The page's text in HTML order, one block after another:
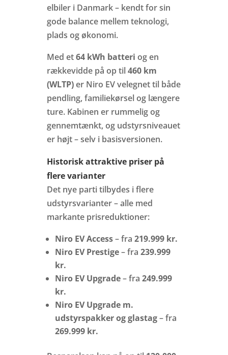
elbiler i Danmark – kendt for sin
gode balance mellem teknologi,
plads og økonomi.
Med et64 kWh batteri og en
rækkevidde på op til460 km
(WLTP)er Niro EV velegnet til både
pendling, familiekørsel og længere
ture. Kabinen er rummelig og
gennemtænkt, og udstyrsniveauet
er højt – selv i basisversionen.
Historisk attraktive priser på
flere varianter
Det nye parti tilbydes i flere
udstyrsvarianter – alle med
markante prisreduktioner:
Niro EV Access– fra 219.999 kr.
Niro EV Prestige– fra 239.999
kr.
Niro EV Upgrade– fra 249.999
kr.
Niro EV Upgrade m.
udstyrspakker og glastag– fra
269.999 kr.